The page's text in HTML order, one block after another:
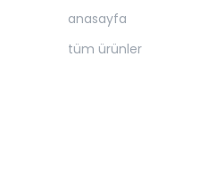
anasayfa
tüm ürünler